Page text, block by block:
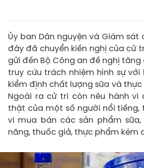
Ủy ban Dân nguyện và Giám
đây đã chuyển kiến nghị của cử
gửi đến Bộ Công an đề nghị
truy cứu trách nhiệm hình sự với
kiểm định chất lượng sữa và
Ngoài ra cử tri còn nêu hành vi
thật của một số người nổi tiếng,
vi mua bán các sản phẩm
năng, thuốc giả, thực phẩm kém